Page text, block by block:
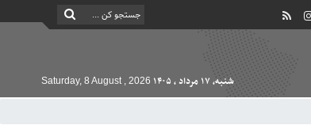
شنبه, ۱۷ مرداد , ۱۴۰۵ Saturday, 8 August , 2026